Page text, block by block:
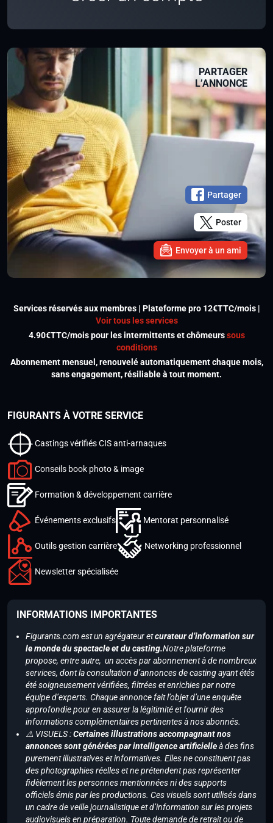
PARTAGER
L’ANNONCE
Partager
Poster
Envoyer à un ami
Services réservés aux membres | Plateforme pro 12€TTC/mois |
Voir tous les services
4.90€TTC/mois pour les intermittents et chômeurssous
conditions
Abonnement mensuel, renouvelé automatiquement chaque mois,
sans engagement, résiliable à tout moment.
FIGURANTS À VOTRE SERVICE
Castings vérifiés CIS anti-arnaques
Conseils book photo & image
Formation & développement carrière
Événements exclusifs Mentorat personnalisé
Outils gestion carrière Networking professionnel
Newsletter spécialisée
INFORMATIONS IMPORTANTES
Figurants.com est un agrégateur etcurateur d’information sur
le monde du spectacle et du casting.Notre plateforme
propose, entre autre, un accès par abonnement à de nombreux
services, dont la consultation d’annonces de casting ayant étés
été soigneusement vérifiées, filtrées et enrichies par notre
équipe d’experts. Chaque annonce fait l’objet d’une enquête
approfondie pour en assurer la légitimité et fournir des
informations complémentaires pertinentes à nos abonnés.
⚠️ VISUELS :Certaines illustrations accompagnant nos
annonces sont générées par intelligence artificielleà des fins
purement illustratives et informatives. Elles ne constituent pas
des photographies réelles et ne prétendent pas représenter
fidèlement les personnes mentionnées ni des supports
officiels émis par les productions. Ces visuels sont utilisés dans
un cadre de veille journalistique et d’information sur les projets
audiovisuels en préparation. Toute demande de retrait ou de